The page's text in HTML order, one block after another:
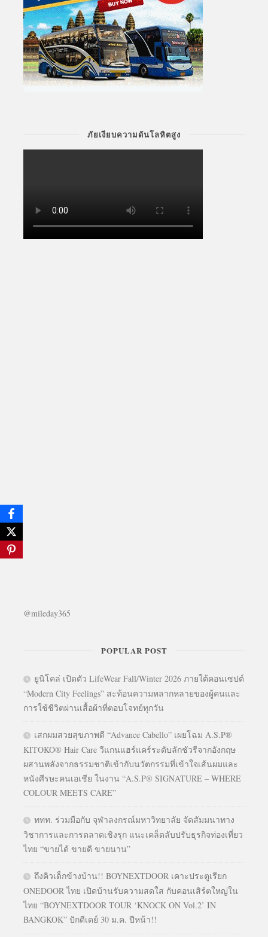
ภัยเงียบความดันโลหิตสูง
@mileday365
POPULAR POST
ยูนิโคล่ เปิดตัว LifeWear Fall/Winter 2026 ภายใต้คอนเซปต์
“Modern City Feelings” สะท้อนความหลากหลายของผู้คนและ
การใช้ชีวิตผ่านเสื้อผ้าที่ตอบโจทย์ทุกวัน
เสกผมสวยสุขภาพดี “Advance Cabello” เผยโฉม A.S.P®
KITOKO® Hair Care วีแกนแฮร์แคร์ระดับลักชัวรีจากอังกฤษ
ผสานพลังจากธรรมชาติเข้ากับนวัตกรรมที่เข้าใจเส้นผมและ
หนังศีรษะคนเอเชีย ในงาน “A.S.P® SIGNATURE – WHERE
COLOUR MEETS CARE”
ททท. ร่วมมือกับ จุฬาลงกรณ์มหาวิทยาลัย จัดสัมมนาทาง
วิชาการและการตลาดเชิงรุก แนะเคล็ดลับปรับธุรกิจท่องเที่ยว
ไทย “ขายได้ ขายดี ขายนาน”
ถึงคิวเด็กข้างบ้าน!! BOYNEXTDOOR เคาะประตูเรียก
ONEDOOR ไทย เปิดบ้านรับความสดใส กับคอนเสิร์ตใหญ่ใน
ไทย “BOYNEXTDOOR TOUR ‘KNOCK ON Vol.2’ IN
BANGKOK” ปักดีเดย์ 30 ม.ค. ปีหน้า!!